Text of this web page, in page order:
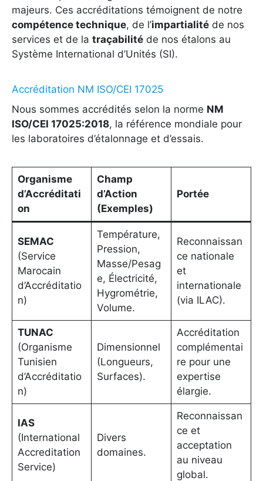
majeurs. Ces accréditations témoignent de notre
compétence technique, de l’impartialité de nos
services et de la traçabilité de nos étalons au
Système International d’Unités (SI).
Accréditation NM ISO/CEI 17025
Nous sommes accrédités selon la norme NM
ISO/CEI 17025:2018, la référence mondiale pour
les laboratoires d’étalonnage et d’essais.
Organisme
d’Accréditati
on
Champ
d’Action
(Exemples)
Portée
SEMAC
(Service
Marocain
d’Accréditatio
n)
Température,
Pression,
Masse/Pesag
e, Électricité,
Hygrométrie,
Volume.
Reconnaissan
ce nationale
et
internationale
(via ILAC).
TUNAC
(Organisme
Tunisien
d’Accréditatio
n)
Dimensionnel
(Longueurs,
Surfaces).
Accréditation
complémentai
re pour une
expertise
élargie.
IAS
(International
Accreditation
Service)
Divers
domaines.
Reconnaissan
ce et
acceptation
au niveau
global.